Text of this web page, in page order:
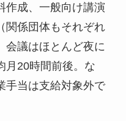
作成、一般向け講演
関係団体もそれぞれ
会議はほとんど夜に
月20時間前後。な
手当は支給対象外で